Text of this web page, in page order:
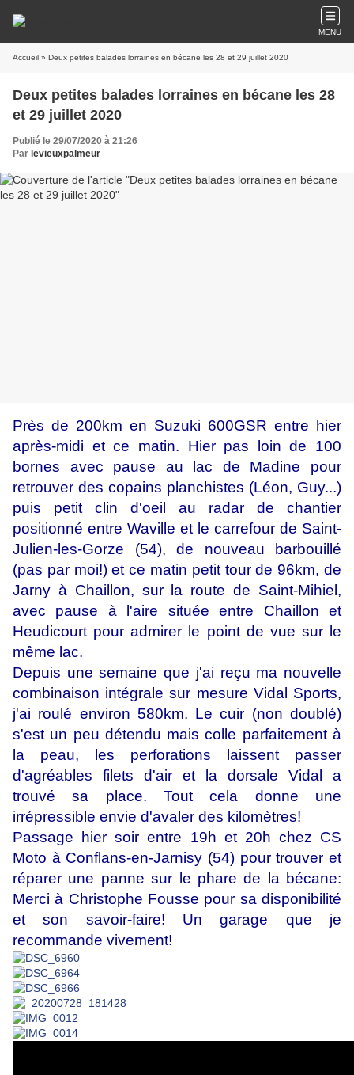
MENU
Accueil » Deux petites balades lorraines en bécane les 28 et 29 juillet 2020
Deux petites balades lorraines en bécane les 28
et 29 juillet 2020
Publié le 29/07/2020 à 21:26
Par levieuxpalmeur
Près de 200km en Suzuki 600GSR entre hier
après-midi et ce matin. Hier pas loin de 100
bornes avec pause au lac de Madine pour
retrouver des copains planchistes (Léon, Guy...)
puis petit clin d'oeil au radar de chantier
positionné entre Waville et le carrefour de Saint-
Julien-les-Gorze (54), de nouveau barbouillé
(pas par moi!) et ce matin petit tour de 96km, de
Jarny à Chaillon, sur la route de Saint-Mihiel,
avec pause à l'aire située entre Chaillon et
Heudicourt pour admirer le point de vue sur le
même lac.
Depuis une semaine que j'ai reçu ma nouvelle
combinaison intégrale sur mesure Vidal Sports,
j'ai roulé environ 580km. Le cuir (non doublé)
s'est un peu détendu mais colle parfaitement à
la peau, les perforations laissent passer
d'agréables filets d'air et la dorsale Vidal a
trouvé sa place. Tout cela donne une
irrépressible envie d'avaler des kilomètres!
Passage hier soir entre 19h et 20h chez CS
Moto à Conflans-en-Jarnisy (54) pour trouver et
réparer une panne sur le phare de la bécane:
Merci à Christophe Fousse pour sa disponibilité
et son savoir-faire! Un garage que je
recommande vivement!